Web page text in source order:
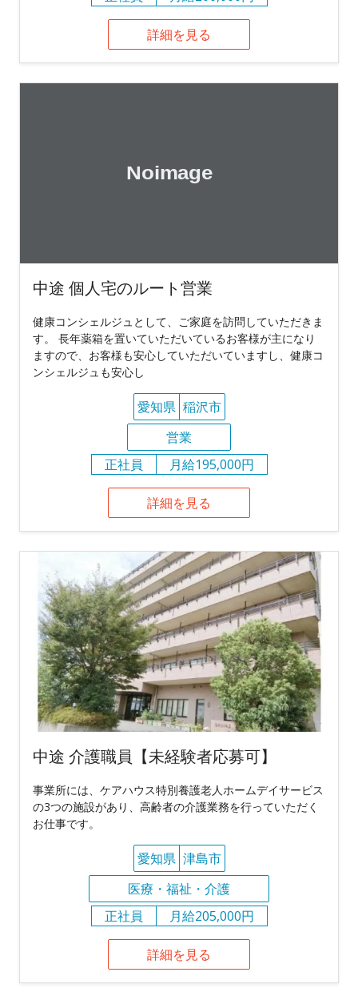
詳細を見る
中途 個人宅のルート営業
健康コンシェルジュとして、ご家庭を訪問していただきま
す。 長年薬箱を置いていただいているお客様が主になり
ますので、お客様も安心していただいていますし、健康コ
ンシェルジュも安心し
愛知県 稲沢市
営業
正社員
月給195,000円
詳細を見る
中途 介護職員【未経験者応募可】
事業所には、ケアハウス特別養護老人ホームデイサービス
の3つの施設があり、高齢者の介護業務を行っていただく
お仕事です。
愛知県 津島市
医療・福祉・介護
正社員
月給205,000円
詳細を見る